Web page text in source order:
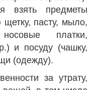
взять предметы
щетку, пасту, мыло,
платки,
и посуду (чашку,
(одежду).
за утрату,